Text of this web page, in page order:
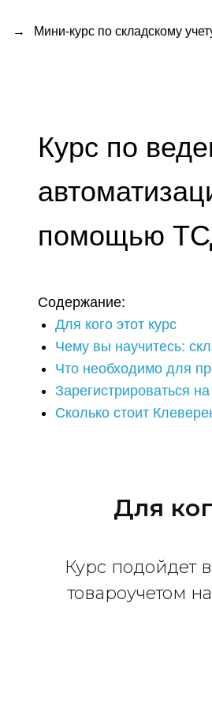
Мини-курс по складскому
→
Курс по ведению
автоматизации
помощью ТСД
Чему вы научитесь: складские
Что необходимо для
Зарегистрироваться на курс
Сколько стоит Клеверенс
Для
Курс подойдет
товароучетом